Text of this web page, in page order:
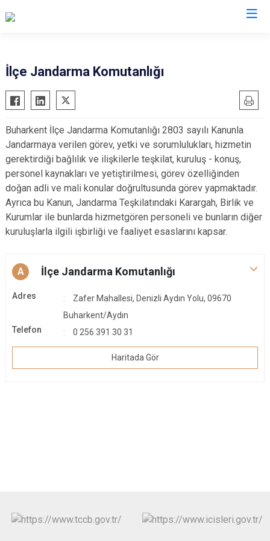
Bozdoğan
Buharkent
Çine
Didim
Germencik
İncirliova
Karacasu
Karpuzlu
Kuyucak
Nazilli
Söke
Sultanhisar
Yenipazar
Efeler
İlçe Jandarma Komutanlığı
Buharkent İlçe Jandarma Komutanlığı 2803 sayılı Kanunla
Jandarmaya verilen görev, yetki ve sorumlulukları, hizmetin
gerektirdiği bağlılık ve ilişkilerle teşkilat, kuruluş - konuş,
personel kaynakları ve yetiştirilmesi, görev özelliğinden
doğan adli ve mali konular doğrultusunda görev yapmaktadır.
Ayrıca bu Kanun, Jandarma Teşkilatındaki Karargah, Birlik ve
Kurumlar ile bunlarda hizmetgören personeli ve bunların diğer
kuruluşlarla ilgili işbirliği ve faaliyet esaslarını kapsar.
A İlçe Jandarma Komutanlığı
Adres
Zafer Mahallesi, Denizli Aydın Yolu, 09670
Buharkent/Aydın
Telefon
0 256 391 30 31
Haritada Gör